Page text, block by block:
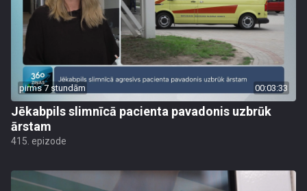
pirms 7 stundām 00:03:33
Jēkabpils slimnīcā pacienta pavadonis uzbrūk
ārstam
415. epizode